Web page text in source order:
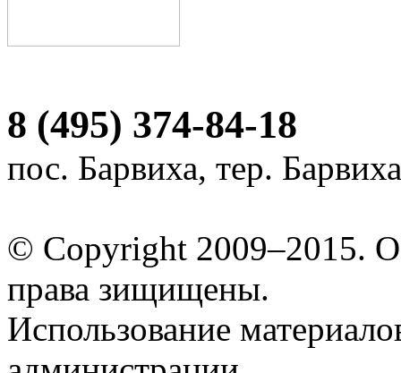
8 (495) 374-84-18
пос. Барвиха, тер.
© Copyright
права зищищены.
Использование